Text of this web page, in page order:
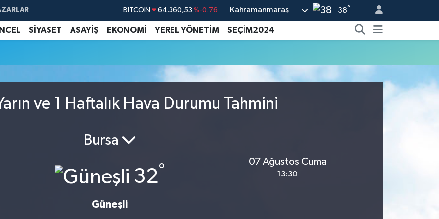
BITCOIN 64.360,53 %-0.76
DOLAR 47,7069 %0.17
GRAM ALTIN 6618.49 %2.12
BİST100
Kahramanmaraş 38°
SİYASET ASAYİŞ EKONOMİ YEREL YÖNETİM SEÇİM2024
ve 1 Haftalık Hava Durumu Tahmini
Bursa
32°
Güneşli
07 Ağustos Cuma
13:30